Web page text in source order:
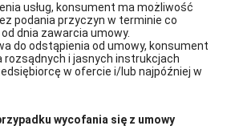
usług, konsument ma możliwość
podania przyczyn w terminie co
dnia zawarcia umowy.
do odstąpienia od umowy, konsument
rozsądnych i jasnych instrukcjach
w ofercie i/lub najpóźniej w
wycofania się z umowy